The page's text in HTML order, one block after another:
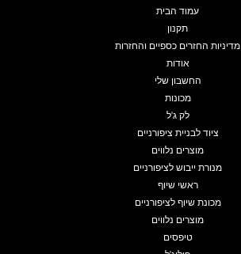
עמוד הבית
תקנון
מדיניות החזרים כספיים והחזרות
אודות
החשבון שלי
מכונות
לק ג'ל
ציוד לבניית ציפורניים
מוצרים נלווים
מנורת ייבוש לציפורניים
ראשי שיוף
מכונת שיוף לציפורניים
מוצרים נלווים
טיפסים